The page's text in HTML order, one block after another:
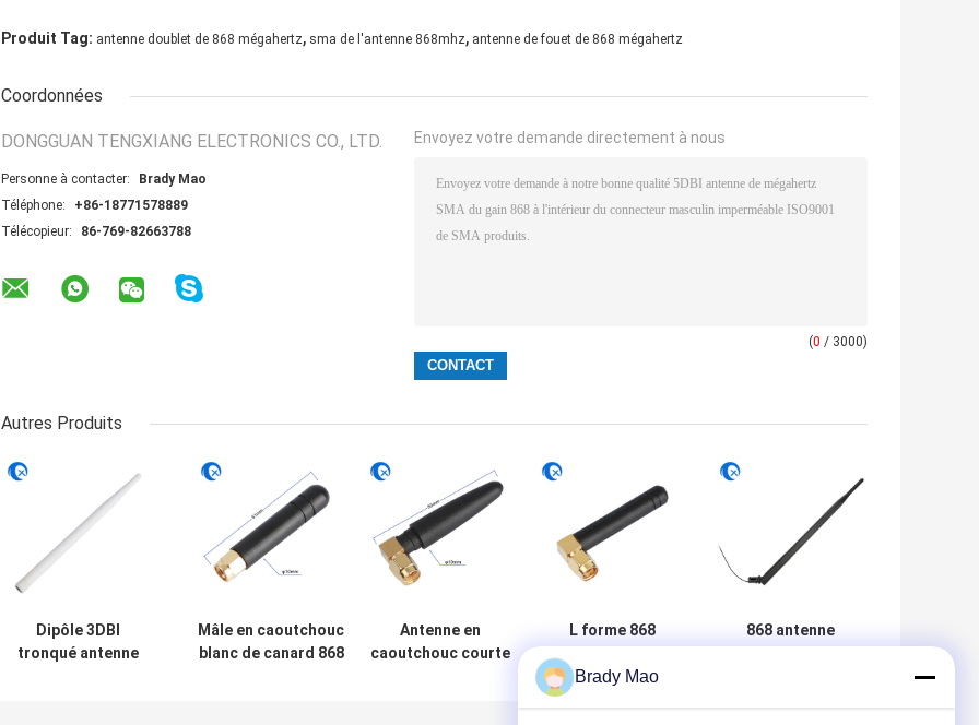
Produit Tag: antenne doublet de 868 mégahertz, sma de l'antenne 868mhz, antenne de fouet de 868 mégahertz
Coordonnées
DONGGUAN TENGXIANG ELECTRONICS CO., LTD.
Personne à contacter:
Brady Mao
Téléphone:
+86-18771578889
Télécopieur:
86-769-82663788
Envoyez votre demande directement à nous
(0 / 3000)
Autres Produits
Dipôle 3DBI
tronqué antenne
Mâle en caoutchouc
blanc de canard 868
Antenne en
caoutchouc courte
L forme 868
gain à gain élevé
de l'antenne 5dbi
868 antenne
Brady Mao